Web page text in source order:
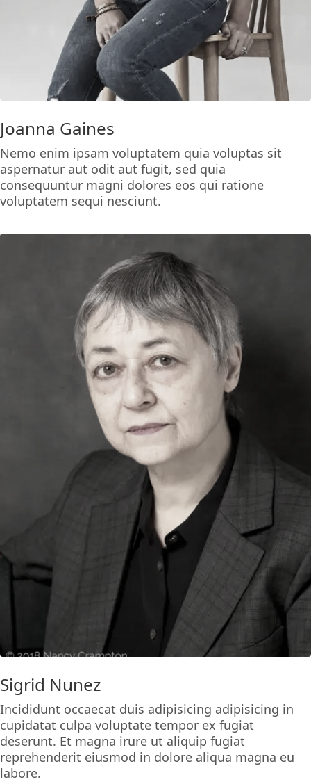
Joanna Gaines
Nemo enim ipsam voluptatem quia voluptas sit
aspernatur aut odit aut fugit, sed quia
consequuntur magni dolores eos qui ratione
voluptatem sequi nesciunt.
Sigrid Nunez
Incididunt occaecat duis adipisicing adipisicing in
cupidatat culpa voluptate tempor ex fugiat
deserunt. Et magna irure ut aliquip fugiat
reprehenderit eiusmod in dolore aliqua magna eu
labore.